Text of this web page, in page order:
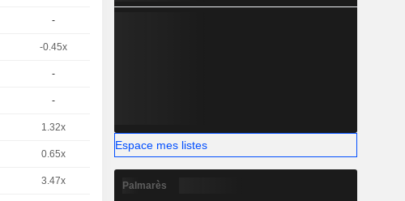
-
-0.45x
-
-
1.32x
0.65x
3.47x
Espace mes listes
Palmarès